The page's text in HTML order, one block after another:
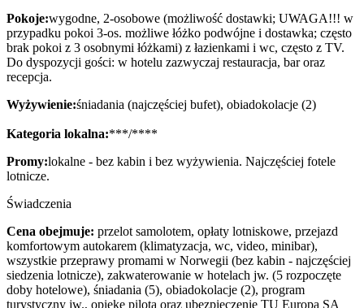
Pokoje:wygodne, 2-osobowe (możliwość dostawki; UWAGA!!! w
przypadku pokoi 3-os. możliwe łóżko podwójne i dostawka; często
brak pokoi z 3 osobnymi łóżkami) z łazienkami i wc, często z TV.
Do dyspozycji gości: w hotelu zazwyczaj restauracja, bar oraz
recepcja.
Wyżywienie:śniadania (najczęściej bufet), obiadokolacje (2)
Kategoria lokalna:***/****
Promy:lokalne - bez kabin i bez wyżywienia. Najczęściej fotele
lotnicze.
Świadczenia
Cena obejmuje: przelot samolotem, opłaty lotniskowe, przejazd
komfortowym autokarem (klimatyzacja, wc, video, minibar),
wszystkie przeprawy promami w Norwegii (bez kabin - najczęściej
siedzenia lotnicze), zakwaterowanie w hotelach jw. (5 rozpoczęte
doby hotelowe), śniadania (5), obiadokolacje (2), program
turystyczny jw., opiekę pilota oraz ubezpieczenie TU Europa SA